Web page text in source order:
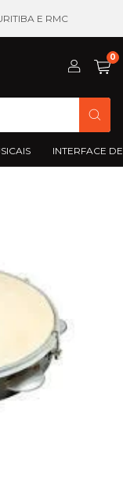
E RMC
0
INTERFACE